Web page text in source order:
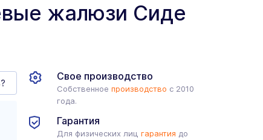
жалюзи Сиде
Свое производство
Собственноепроизводство с 2010
года.
Гарантия
Для физических лицгарантия до